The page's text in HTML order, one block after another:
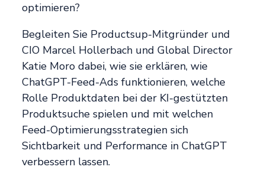
optimieren?
Begleiten Sie Productsup-Mitgründer und
CIO Marcel Hollerbach und Global Director
Katie Moro dabei, wie sie erklären, wie
ChatGPT-Feed-Ads funktionieren, welche
Rolle Produktdaten bei der KI-gestützten
Produktsuche spielen und mit welchen
Feed-Optimierungsstrategien sich
Sichtbarkeit und Performance in ChatGPT
verbessern lassen.